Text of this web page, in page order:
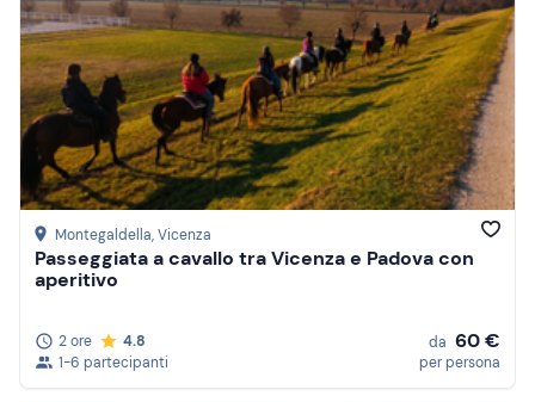
Montegaldella, Vicenza
Passeggiata a cavallo tra Vicenza e Padova con
aperitivo
2 ore
4.8
1-6 partecipanti
da 60 €
per persona